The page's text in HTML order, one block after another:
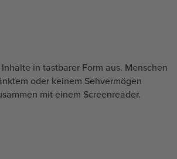
in tastbarer Form aus. Menschen
oder keinem Sehvermögen
mit einem Screenreader.